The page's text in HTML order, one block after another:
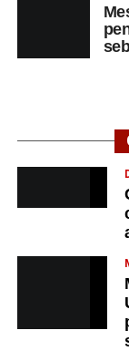
cu artele
–
„Anotimpurile”
Copiii în
Ora 10.00–
–
recreative